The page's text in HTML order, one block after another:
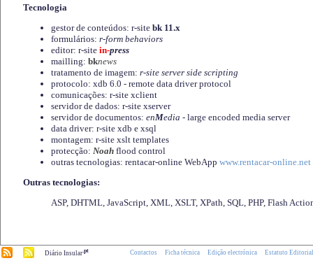
Tecnologia
gestor de conteúdos: r-site bk 11.x
formulários: r-form behaviors
editor: r-site in-press
mailling: bknews
tratamento de imagem: r-site server side scripting
protocolo: xdb 6.0 - remote data driver protocol
comunicações: r-site xclient
servidor de dados: r-site xserver
servidor de documentos: enMedia - large encoded media server
data driver: r-site xdb e xsql
montagem: r-site xslt templates
protecção: Noah flood control
outras tecnologias: rentacar-online WebApp www.rentacar-online.net
Outras tecnologias:
ASP, DHTML, JavaScript, XML, XSLT, XPath, SQL, PHP, Flash
Diário Insular.pt Contactos Ficha técnica Edição electrónica Estatuto Editorial